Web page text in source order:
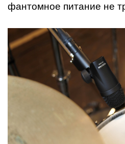
фантомное питание не